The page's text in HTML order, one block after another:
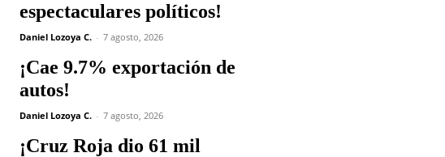
espectaculares políticos!
Daniel Lozoya C. - 7 agosto, 2026
¡Cae 9.7% exportación de
autos!
Daniel Lozoya C. - 7 agosto, 2026
¡Cruz Roja dio 61 mil